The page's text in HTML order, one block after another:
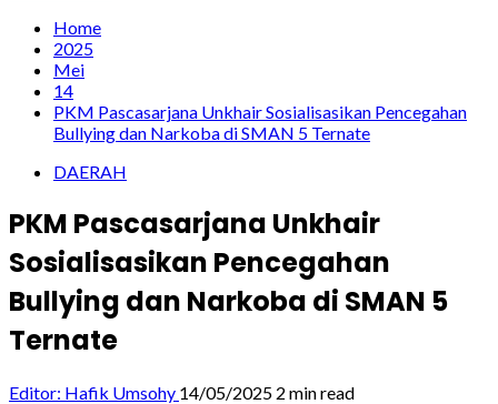
Home
2025
Mei
14
PKM Pascasarjana Unkhair Sosialisasikan Pencegahan
Bullying dan Narkoba di SMAN 5 Ternate
DAERAH
PKM Pascasarjana Unkhair
Sosialisasikan Pencegahan
Bullying dan Narkoba di SMAN 5
Ternate
Editor: Hafik Umsohy 14/05/2025 2 min read